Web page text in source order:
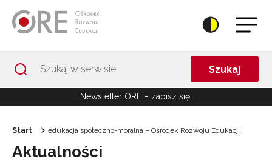
Szukaj
Newsletter ORE – zapisz się!
Start edukacja społeczno-moralna – Ośrodek Rozwoju Edukacji
Aktualności